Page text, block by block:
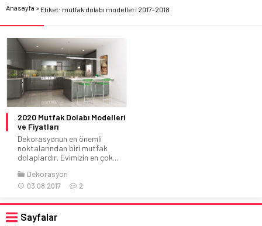
Anasayfa » Etiket: mutfak dolabı modelleri 2017-2018
2020 Mutfak Dolabı Modelleri
ve Fiyatları
Dekorasyonun en önemli
noktalarından biri mutfak
dolaplardır. Evimizin en çok...
Dekorasyon
03.08.2017
2
Sayfalar